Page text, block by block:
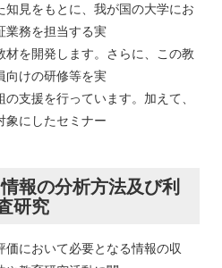
知見をもとに、我が国の大学にお
業務を担当する実
を開発します。さらに、この教
向けの研修等を実
支援を行っています。加えて、
象にしたセミナー
報の分析方法及び利
研究
において必要となる情報の収